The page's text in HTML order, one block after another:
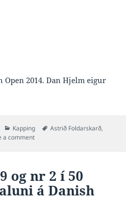
2014. Dan Hjelm eigur
Categories
Kapping Tags
Astrið Foldarskarð,
a commenton Astrið 28.29 og nýtt føroyskt
og nr 2 í 50
á Danish